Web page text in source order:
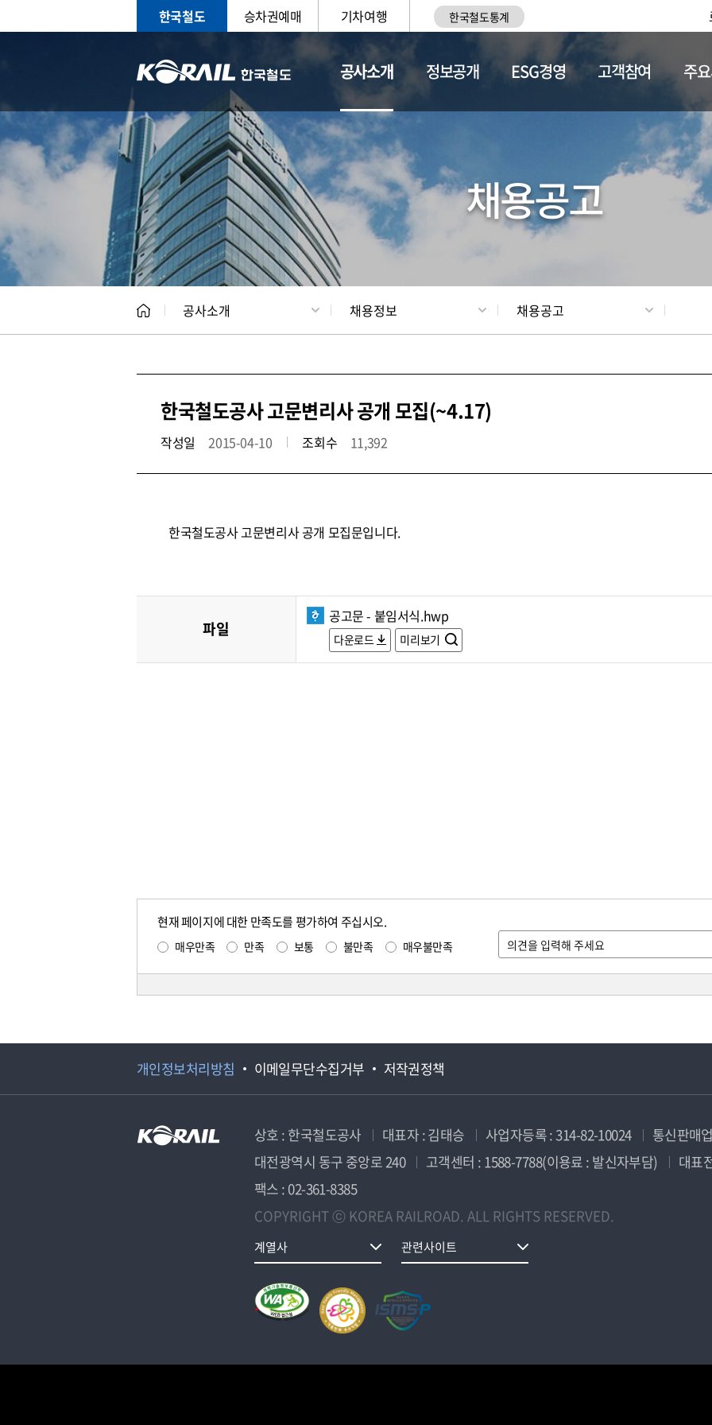
한국철도 승차권예매 기차여행 한국철도통계
공사소개
CEO 일반현황 채용정보
정보공개 ESG경영 고객참여 주
채용공고
공사소개 채용정보 채용공고
한국철도공사 고문변리사 공개 모집(~4.17)
작성일 2015-04-10 조회수 11,392
한국철도공사 고문변리사 공개 모집문입니다.
파일
공고문 - 붙임서식.hwp
다운로드 미리보기
현재 페이지에 대한 만족도를 평가하여 주십시오.
매우만족 만족 보통 불만족 매우불만족
개인정보처리방침 이메일무단수집거부 저작권정책
상호 : 한국철도공사 대표자 : 김태승 사업자등록 : 314-82-10024
통신판매
대전광역시 동구 중앙로 240
고객센터 : 1588-7788(이용료 : 발신자부담)
대표
팩스 : 02-361-8385
COPYRIGHT ⓒ KOREA RAILROAD. ALL RIGHTS RESERVED.
계열사 관련사이트